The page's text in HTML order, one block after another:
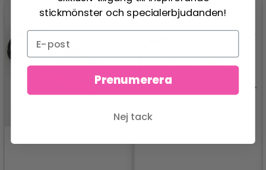
stickmönster och specialerbjudanden!
Prenumerera
Nej tack